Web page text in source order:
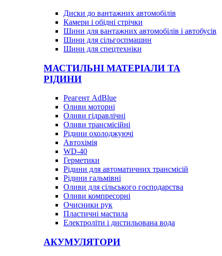
Диски до вантажних автомобілів
Камери і обідні стрічки
Шини для вантажних автомобілів і автобусів
Шини для сільгоспмашин
Шини для спецтехніки
МАСТИЛЬНІ МАТЕРІАЛИ ТА
РІДИНИ
Реагент AdBlue
Оливи моторні
Оливи гідравлічні
Оливи трансмісійні
Рідини охолоджуючі
Автохімія
WD-40
Герметики
Рідини для автоматичних трансмісій
Рідини гальмівні
Оливи для сільського господарства
Оливи компресорні
Очисники рук
Пластичні мастила
Електроліти і дистильована вода
АКУМУЛЯТОРИ